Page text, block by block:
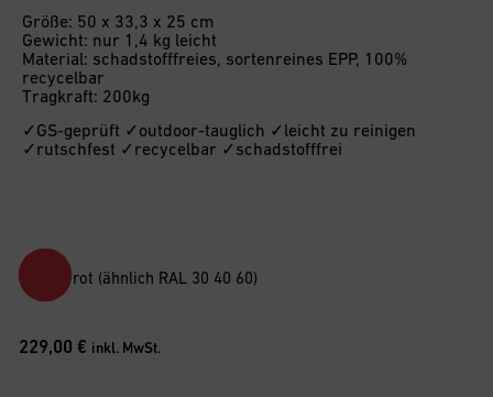
Größe: 50 x 33,3 x 25 cm
Gewicht: nur 1,4 kg leicht
Material: schadstofffreies, sortenreines EPP, 100%
recycelbar
Tragkraft: 200kg
✓GS-geprüft ✓outdoor-tauglich ✓leicht zu reinigen
✓rutschfest ✓recycelbar ✓schadstofffrei
rot (ähnlich RAL 30 40 60)
229,00 € inkl. MwSt.